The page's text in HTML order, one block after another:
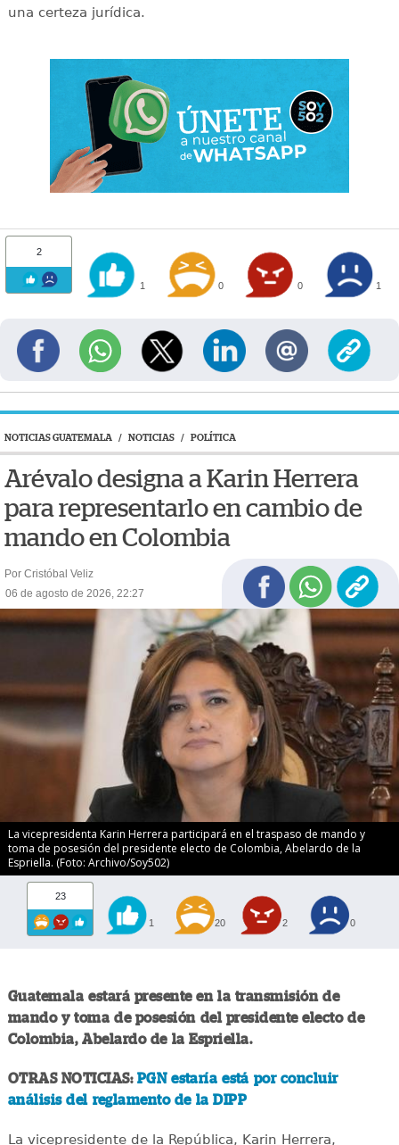
una certeza jurídica.
2
1 0 0 1
NOTICIAS GUATEMALA / NOTICIAS / POLÍTICA
Arévalo designa a Karin Herrera
para representarlo en cambio de
mando en Colombia
Por Cristóbal Veliz
06 de agosto de 2026, 22:27
La vicepresidenta Karin Herrera participará en el traspaso de mando y
toma de posesión del presidente electo de Colombia, Abelardo de la
Espriella. (Foto: Archivo/Soy502)
23
1 20 2 0
Guatemala estará presente en la transmisión de
mando y toma de posesión del presidente electo de
Colombia, Abelardo de la Espriella.
OTRAS NOTICIAS: PGN estaría está por concluir
análisis del reglamento de la DIPP
La vicepresidente de la República, Karin Herrera,